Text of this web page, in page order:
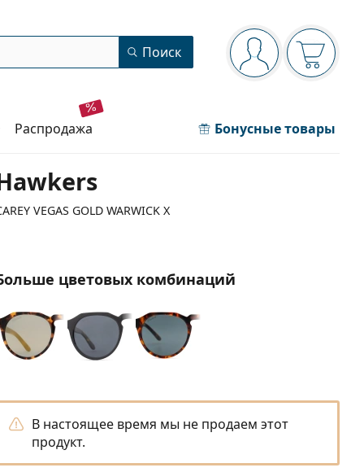
Панель навигации
Вы вошли вВаша
Поиск
распродажа Бонусные товары
VEGAS GOLD WARWICK X
цветовых комбинаций
В настоящее время мы не продаем этот
продукт.